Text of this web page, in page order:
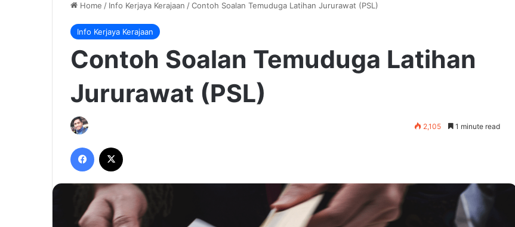
Home / Info Kerjaya Kerajaan /Contoh Soalan Temuduga Latihan Jururawat (PSL)
Info Kerjaya Kerajaan
Contoh Soalan Temuduga Latihan
Jururawat (PSL)
2,105 1 minute read
Facebook